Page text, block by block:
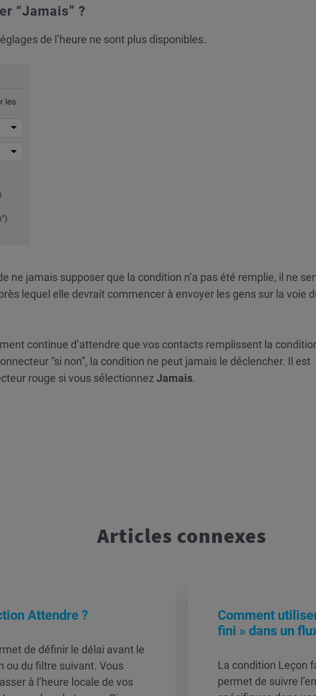
“Jamais” ?
de l’heure ne sont plus disponibles.
ne jamais supposer que la condition n’a pas été remplie, il ne
lequel elle devrait commencer à envoyer les gens sur la voie
continue d’attendre que vos contacts remplissent la
“si non”, la condition ne peut jamais le déclencher. Il est
rouge si vous sélectionnez Jamais.
Articles connexes
Attendre ?
de définir le délai avant le
ou du filtre suivant. Vous
à l’heure locale de vos
Comment
fini » dans un
La condition Leçon
permet de suivre